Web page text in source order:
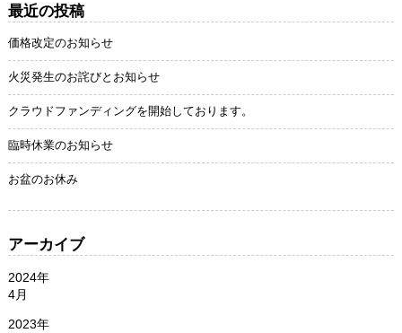
最近の投稿
価格改定のお知らせ
火災発生のお詫びとお知らせ
クラウドファンディングを開始しております。
臨時休業のお知らせ
お盆のお休み
アーカイブ
2024年
4月
2023年